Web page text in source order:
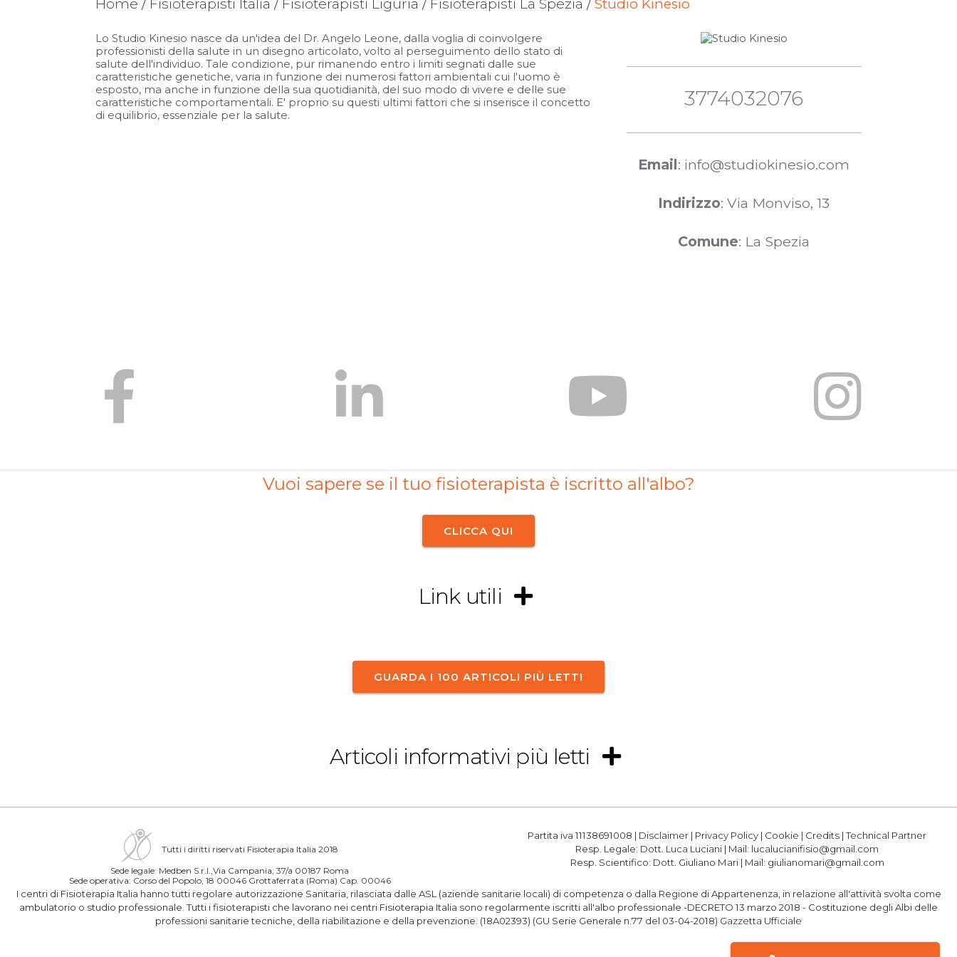
Home / Fisioterapisti Italia / Fisioterapisti Liguria / Fisioterapisti La Spezia /Studio Kinesio
Lo Studio Kinesio nasce da un'idea del Dr. Angelo Leone, dalla voglia di coinvolgere
professionisti della salute in un disegno articolato, volto al perseguimento dello stato di
salute dell'individuo. Tale condizione, pur rimanendo entro i limiti segnati dalle sue
caratteristiche genetiche, varia in funzione dei numerosi fattori ambientali cui l'uomo è
esposto, ma anche in funzione della sua quotidianità, del suo modo di vivere e delle sue
caratteristiche comportamentali. E' proprio su questi ultimi fattori che si inserisce il concetto
di equilibrio, essenziale per la salute.
3774032076
Email: info@studiokinesio.com
Indirizzo: Via Monviso, 13
Comune: La Spezia
Vuoi sapere se il tuo fisioterapista è iscritto all'albo?
CLICCA QUI
Link utili
GUARDA I 100 ARTICOLI PIÙ LETTI
Articoli informativi più letti
Tutti i diritti riservati Fisioterapia Italia 2018
Sede legale: Medben S.r.l.,Via Campania, 37/a 00187 Roma
Sede operativa: Corso del Popolo, 18 00046 Grottaferrata (Roma) Cap. 00046
Partita iva 11138691008 | Disclaimer | Privacy Policy | Cookie | Credits |Technical Partner
Resp. Legale: Dott. Luca Luciani | Mail: lucalucianifisio@gmail.com
Resp. Scientifico: Dott. Giuliano Mari| Mail: giulianomari@gmail.com
I centri di Fisioterapia Italia hanno tutti regolare autorizzazione Sanitaria, rilasciata dalle ASL (aziende sanitarie locali) di competenza o dalla Regione di Appartenenza, in relazione all'attività svolta come
ambulatorio o studio professionale. Tutti i fisioterapisti che lavorano nei centri Fisioterapia Italia sono regolarmente iscritti all'albo professionale -DECRETO 13 marzo 2018 - Costituzione degli Albi delle
professioni sanitarie tecniche, della riabilitazione e della prevenzione. (18A02393) (GU Serie Generale n.77 del 03-04-2018) Gazzetta Ufficiale